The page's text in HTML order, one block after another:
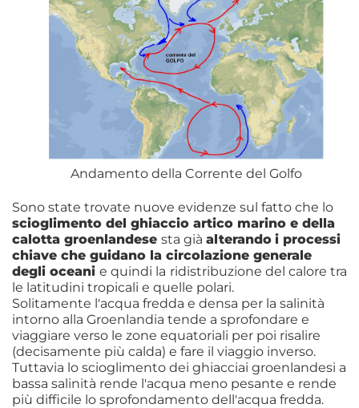
Andamento della Corrente del Golfo
Sono state trovate nuove evidenze sul fatto che lo
scioglimento del ghiaccio artico marino e della
calotta groenlandese sta già alterando i processi
chiave che guidano la circolazione generale
degli oceani e quindi la ridistribuzione del calore tra
le latitudini tropicali e quelle polari.
Solitamente l'acqua fredda e densa per la salinità
intorno alla Groenlandia tende a sprofondare e
viaggiare verso le zone equatoriali per poi risalire
(decisamente più calda) e fare il viaggio inverso.
Tuttavia lo scioglimento dei ghiacciai groenlandesi a
bassa salinità rende l'acqua meno pesante e rende
più difficile lo sprofondamento dell'acqua fredda.